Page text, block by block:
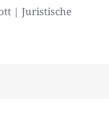
| Juristische